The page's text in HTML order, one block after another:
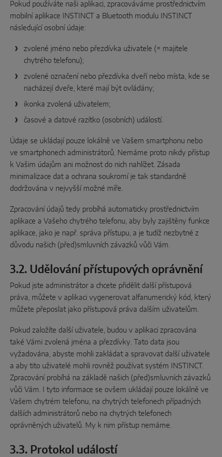
Pokud používáte naši aplikaci, zpracováváme prostřednictvím
mobilní aplikace INSTINCT a Bluetooth modulu INSTINCT
následující osobní údaje:
zvolené jméno nebo přezdívka uživatele (= majitele
chytrého telefonu);
zvolené označení nebo přezdívka dveří nebo místa, kde se
nacházejí dveře, které mají být ovládány;
ikonka zvolená uživatelem;
časové a datové razítko (osobních) událostí.
Údaje se ukládají pouze lokálně ve Vašem smartphonu nebo
ve smartphonech administrátorů. Nemáme proto nikdy přístup
k Vašim údajům ani možnost do nich nahlížet. Zásada
minimalizace dat a ochrana soukromí je tak standardně
dodržována v nejvyšší možné míře.
Zpracování údajů tedy probíhá automaticky prostřednictvím
aplikace a Vašeho chytrého telefonu, aby byly zajištěny funkce
aplikace, jako je např. správa přístupu, a je tudíž nezbytné z
důvodu našich (před)smluvních závazků vůči Vám.
3.2. Udělování přístupových oprávnění
Pokud jste administrátor a chcete přidělit další přístupová
práva, můžete v aplikaci vygenerovat alfanumerický kód, který
můžete přeposlat jako přístupová práva dalším uživatelům.
Pokud založíte další uživatele, budou v aplikaci zpracována
také Vámi zvolená jména a přezdívky. Tato data jsou
vyžadována, abyste mohli zakládat a spravovat další uživatele
a aby tito uživatelé mohli rovněž používat systém INSTINCT.
Zpracování probíhá na základě našich (před)smluvních závazků
vůči Vám. I tyto informace se ovšem ukládají pouze lokálně ve
Vašem chytrém telefonu, na chytrých telefonech případných
dalších administrátorů nebo na chytrých telefonech
oprávněných uživatelů. My k nim přístup nemáme.
3.3. Protokol událostí